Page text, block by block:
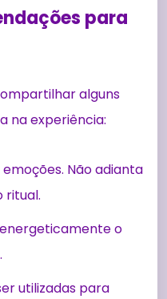
para
alguns
na experiência:
Não adianta
ritual.
o
utilizadas para